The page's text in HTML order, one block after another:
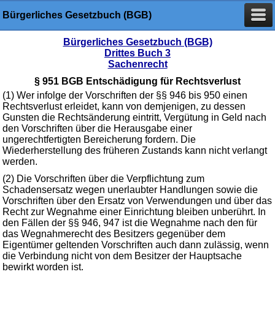
Bürgerliches Gesetzbuch (BGB)
Bürgerliches Gesetzbuch (BGB)
Drittes Buch 3
Sachenrecht
§ 951 BGB Entschädigung für Rechtsverlust
(1) Wer infolge der Vorschriften der §§ 946 bis 950 einen
Rechtsverlust erleidet, kann von demjenigen, zu dessen
Gunsten die Rechtsänderung eintritt, Vergütung in Geld nach
den Vorschriften über die Herausgabe einer
ungerechtfertigten Bereicherung fordern. Die
Wiederherstellung des früheren Zustands kann nicht verlangt
werden.
(2) Die Vorschriften über die Verpflichtung zum
Schadensersatz wegen unerlaubter Handlungen sowie die
Vorschriften über den Ersatz von Verwendungen und über das
Recht zur Wegnahme einer Einrichtung bleiben unberührt. In
den Fällen der §§ 946, 947 ist die Wegnahme nach den für
das Wegnahmerecht des Besitzers gegenüber dem
Eigentümer geltenden Vorschriften auch dann zulässig, wenn
die Verbindung nicht von dem Besitzer der Hauptsache
bewirkt worden ist.